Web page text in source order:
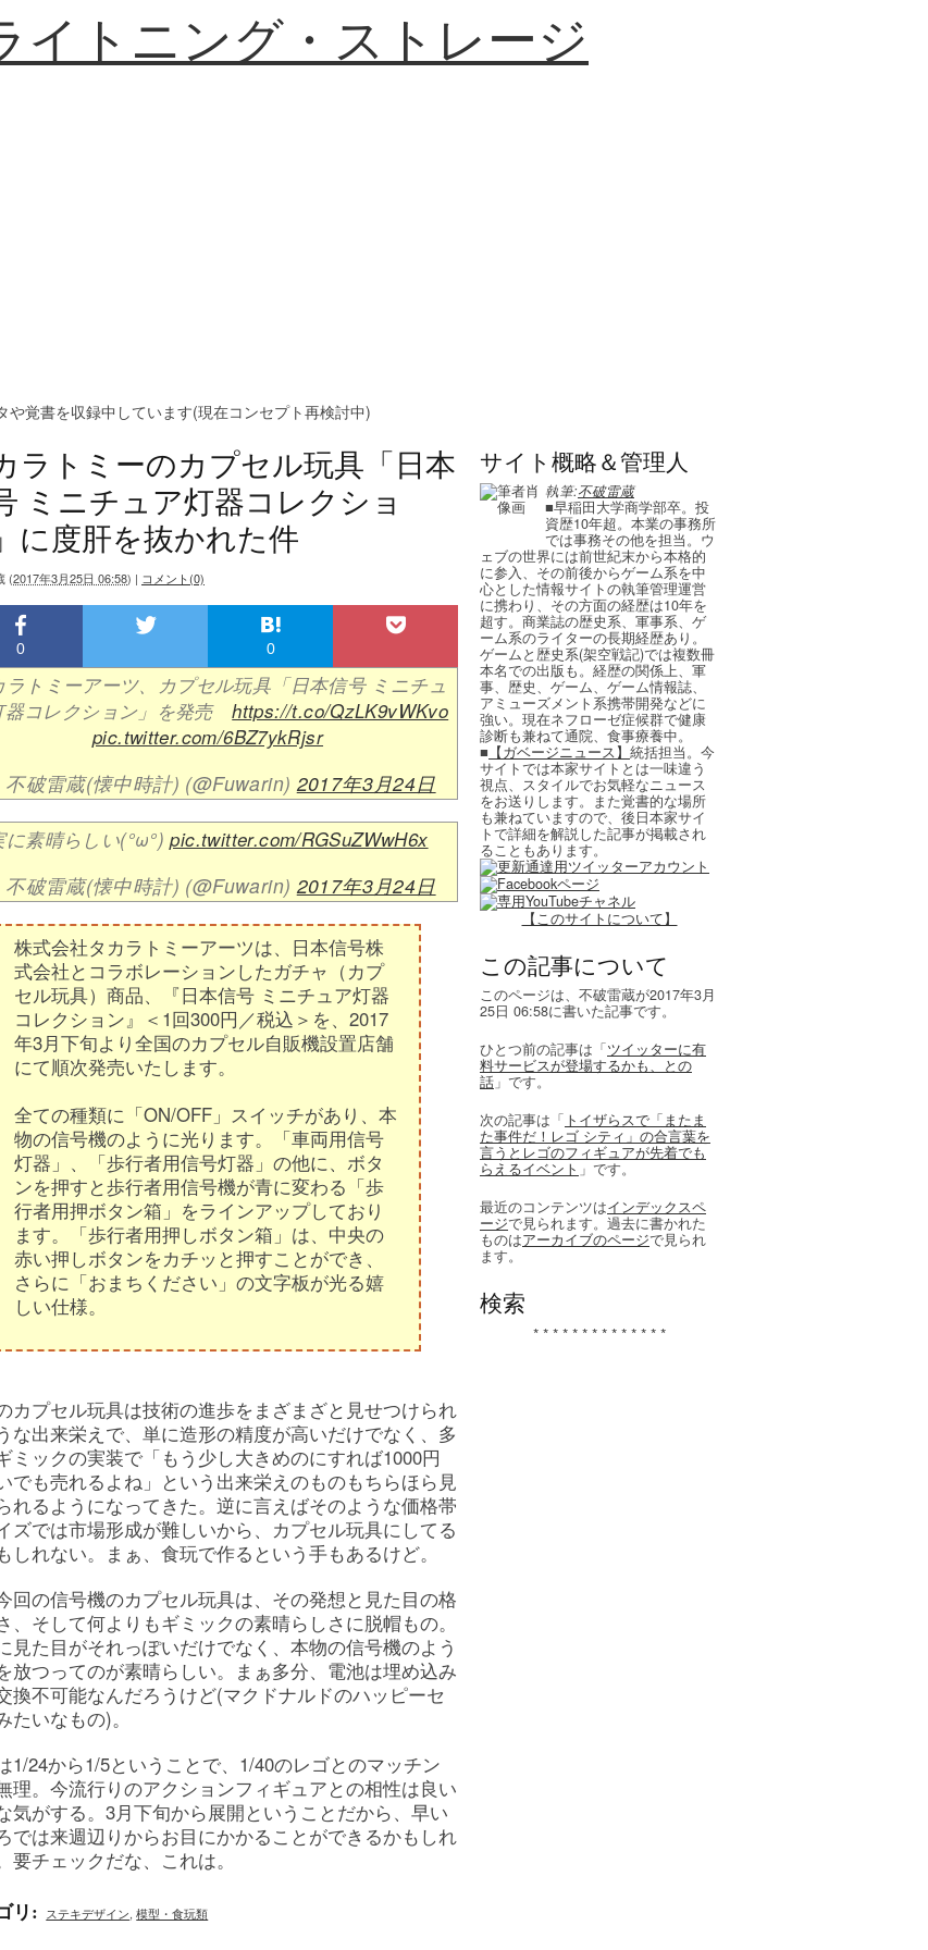
イトニング・ストレージ
覚書を収録中しています(現在コンセプト再検討中)
ラトミーのカプセル玩具「日本
ミニチュア灯器コレクショ
に度肝を抜かれた件
(2017年3月25日 06:58) | コメント(0)
0 0
ラトミーアーツ、カプセル玩具「日本信号 ミニチュ
器コレクション」を発売https://t.co/QzLK9vWKvo
pic.twitter.com/6BZ7ykRjsr
破雷蔵(懐中時計) (@Fuwarin) 2017年3月24日
に素晴らしい(°ω°)pic.twitter.com/RGSuZWwH6x
破雷蔵(懐中時計) (@Fuwarin) 2017年3月24日
株式会社タカラトミーアーツは、日本信号株
式会社とコラボレーションしたガチャ（カプ
セル玩具）商品、『日本信号 ミニチュア灯器
コレクション』＜1回300円／税込＞を、2017
年3月下旬より全国のカプセル自販機設置店舗
にて順次発売いたします。
全ての種類に「ON/OFF」スイッチがあり、本
物の信号機のように光ります。「車両用信号
灯器」、「歩行者用信号灯器」の他に、ボタ
ンを押すと歩行者用信号機が青に変わる「歩
行者用押ボタン箱」をラインアップしており
ます。「歩行者用押しボタン箱」は、中央の
赤い押しボタンをカチッと押すことができ、
さらに「おまちください」の文字板が光る嬉
しい仕様。
カプセル玩具は技術の進歩をまざまざと見せつけられ
な出来栄えで、単に造形の精度が高いだけでなく、多
ミックの実装で「もう少し大きめのにすれば1000円
でも売れるよね」という出来栄えのものもちらほら見
れるようになってきた。逆に言えばそのような価格帯
ズでは市場形成が難しいから、カプセル玩具にしてる
しれない。まぁ、食玩で作るという手もあるけど。
回の信号機のカプセル玩具は、その発想と見た目の格
、そして何よりもギミックの素晴らしさに脱帽もの。
見た目がそれっぽいだけでなく、本物の信号機のよう
放つってのが素晴らしい。まぁ多分、電池は埋め込み
換不可能なんだろうけど(マクドナルドのハッピーセ
たいなもの)。
1/24から1/5ということで、1/40のレゴとのマッチン
理。今流行りのアクションフィギュアとの相性は良い
気がする。3月下旬から展開ということだから、早い
では来週辺りからお目にかかることができるかもしれ
要チェックだな、これは。
リ: ステキデザイン, 模型・食玩類
サイト概略＆管理人
執筆:不破雷蔵
■早稲田大学商学部卒。投
資歴10年超。本業の事務所
では事務その他を担当。ウ
ェブの世界には前世紀末から本格的
に参入、その前後からゲーム系を中
心とした情報サイトの執筆管理運営
に携わり、その方面の経歴は10年を
超す。商業誌の歴史系、軍事系、ゲ
ーム系のライターの長期経歴あり。
ゲームと歴史系(架空戦記)では複数冊
本名での出版も。経歴の関係上、軍
事、歴史、ゲーム、ゲーム情報誌、
アミューズメント系携帯開発などに
強い。現在ネフローゼ症候群で健康
診断も兼ねて通院、食事療養中。
■ 【ガベージニュース】 統括担当。今
サイトでは本家サイトとは一味違う
視点、スタイルでお気軽なニュース
をお送りします。また覚書的な場所
も兼ねていますので、後日本家サイ
トで詳細を解説した記事が掲載され
ることもあります。
【このサイトについて】
この記事について
このページは、不破雷蔵が2017年3月
25日 06:58に書いた記事です。
ひとつ前の記事は「ツイッターに有
料サービスが登場するかも、との
話 」です。
次の記事は「 トイザらスで「またま
た事件だ！レゴ シティ」の合言葉を
言うとレゴのフィギュアが先着でも
らえるイベント 」です。
最近のコンテンツはインデックスペ
ージで見られます。過去に書かれた
ものはアーカイブのページで見られ
ます。
検索
* * * * * * * * * * * * * *